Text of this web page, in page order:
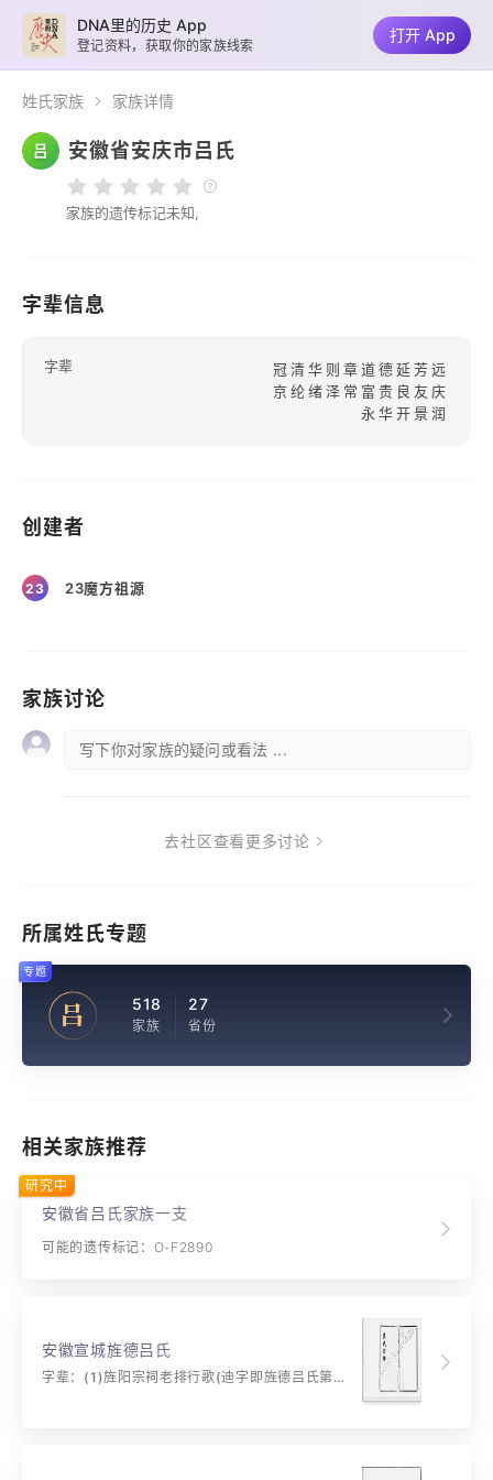
姓氏家族 家族详情
吕 安徽省安庆市吕氏
家族的遗传标记未知,
字辈信息
字辈
冠清华则章道德延芳远
京纶绪泽常富贵良友庆
永华开景润
创建者
23 23魔方祖源
家族讨论
写下你对家族的疑问或看法 ...
去社区查看更多讨论
所属姓氏专题
吕 518
家族
27
省份
专题
相关家族推荐
安徽省吕氏家族一支
可能的遗传标记：O-F2890
研究中
安徽宣城旌德吕氏
字辈：(1)旌阳宗祠老排行歌(迪字即旌德吕氏第二十五世):迪吉宜弘祚宣和自肇祥徽声扬上国喜起颂明良(2)乾隆二年合族复起排行歌(渭字即旌德吕氏第二十八世): 9 渭玉发祥成伟烈贤能绍美锡遐昌居仁由义昭忠信奕祀恢弘德泽长
DNA里的历史 App
登记资料，获取你的家族线索
打开 App